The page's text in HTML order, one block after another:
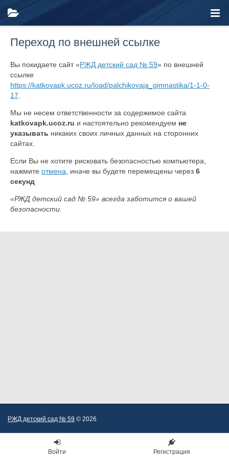
Переход по внешней ссылке
Вы покидаете сайт «РЖД детский сад № 59» по внешней
ссылке
https://katkovapk.ucoz.ru/load/palchikovaja_gimnastika/1-1-0-
17
Мы не несем ответственности за содержимое сайта
katkovapk.ucoz.ru и настоятельно рекомендуем не
указывать никаких своих личных данных на сторонних
сайтах.
Если Вы не хотите рисковать безопасностью компьютера,
нажмите отмена , иначе вы будете перемещены через 6
секунд
«РЖД детский сад № 59» всегда заботится о вашей
безопасности.
РЖД детский сад № 59 © 2026
Войти Регистрация